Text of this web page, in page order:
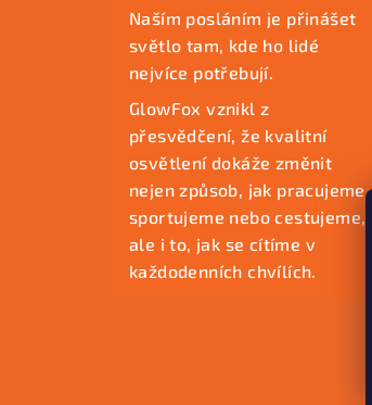
Naším posláním je přinášet
světlo tam, kde ho lidé
nejvíce potřebují.
GlowFox vznikl z
přesvědčení, že kvalitní
osvětlení dokáže změnit
nejen způsob, jak pracujeme,
sportujeme nebo cestujeme,
ale i to, jak se cítíme v
každodenních chvílích.